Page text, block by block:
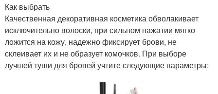
Как выбрать
Качественная декоративная косметика обволакивает
исключительно волоски, при сильном нажатии мягко
ложится на кожу, надежно фиксирует брови, не
склеивает их и не образует комочков. При выборе
лучшей туши для бровей учтите следующие параметры: